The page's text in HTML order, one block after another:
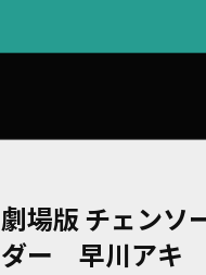
劇場版 チェンソ
ダー 早川アキ